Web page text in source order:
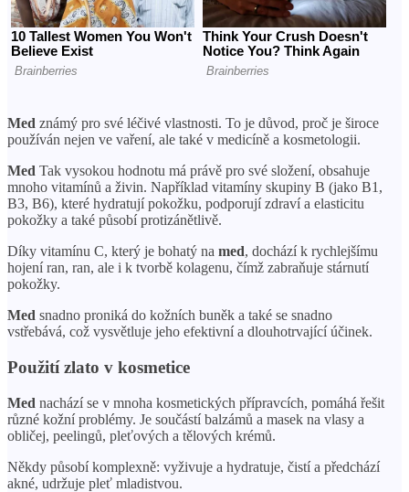
Med známý pro své léčivé vlastnosti. To je důvod, proč je široce
používán nejen ve vaření, ale také v medicíně a kosmetologii.
Med Tak vysokou hodnotu má právě pro své složení, obsahuje
mnoho vitamínů a živin. Například vitamíny skupiny B (jako B1,
B3, B6), které hydratují pokožku, podporují zdraví a elasticitu
pokožky a také působí protizánětlivě.
Díky vitamínu C, který je bohatý na med, dochází k rychlejšímu
hojení ran, ran, ale i k tvorbě kolagenu, čímž zabraňuje stárnutí
pokožky.
Med snadno proniká do kožních buněk a také se snadno
vstřebává, což vysvětluje jeho efektivní a dlouhotrvající účinek.
Použitízlato v kosmetice
Med nachází se v mnoha kosmetických přípravcích, pomáhá řešit
různé kožní problémy. Je součástí balzámů a masek na vlasy a
obličej, peelingů, pleťových a tělových krémů.
Někdy působí komplexně: vyživuje a hydratuje, čistí a předchází
akné, udržuje pleť mladistvou.